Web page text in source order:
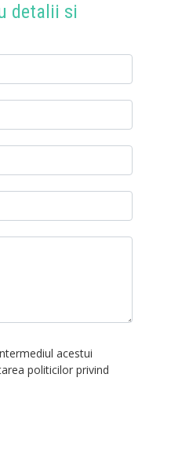
detalii si
acestui
politicilor privind